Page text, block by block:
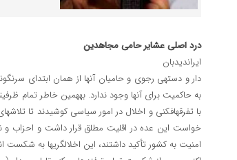
درد اصلی عشایر حامی مجاهدین
ایران‎دیدبان
امنیت به کشور تأکید داشتند، این اخلال‎گری‎ها به شکست انجامید.